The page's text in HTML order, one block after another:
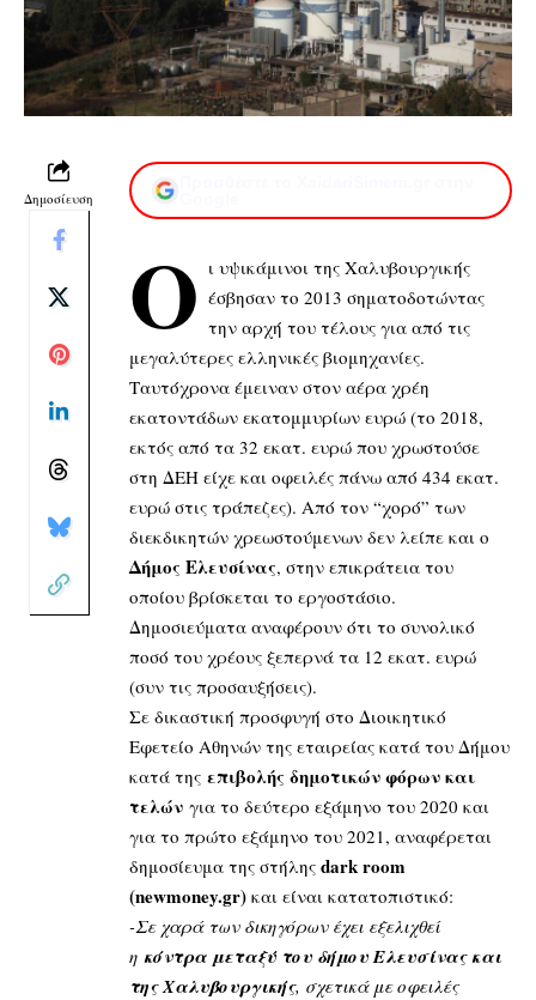
Δημοσίευση
Ο ι υψικάμινοι της Χαλυβουργικής
έσβησαν το 2013 σηματοδοτώντας
την αρχή του τέλους για από τις
μεγαλύτερες ελληνικές βιομηχανίες.
Ταυτόχρονα έμειναν στον αέρα χρέη
εκατοντάδων εκατομμυρίων ευρώ (το 2018,
εκτός από τα 32 εκατ. ευρώ που χρωστούσε
στη ΔΕΗ είχε και οφειλές πάνω από 434 εκατ.
ευρώ στις τράπεζες). Από τον “χορό” των
διεκδικητών χρεωστούμενων δεν λείπε και ο
Δήμος Ελευσίνας, στην επικράτεια του
οποίου βρίσκεται το εργοστάσιο.
Δημοσιεύματα αναφέρουν ότι το συνολικό
ποσό του χρέους ξεπερνά τα 12 εκατ. ευρώ
(συν τις προσαυξήσεις).
Σε δικαστική προσφυγή στο Διοικητικό
Εφετείο Αθηνών της εταιρείας κατά του Δήμου
κατά της επιβολής δημοτικών φόρων και
τελών για το δεύτερο εξάμηνο του 2020 και
για το πρώτο εξάμηνο του 2021, αναφέρεται
δημοσίευμα της στήλης dark room
(newmoney.gr) και είναι κατατοπιστικό:
-Σε χαρά των δικηγόρων έχει εξελιχθεί
η κόντρα μεταξύ του δήμου Ελευσίνας και
της Χαλυβουργικής, σχετικά με οφειλές